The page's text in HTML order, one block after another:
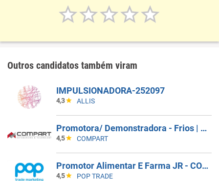
Outros candidatos também viram
IMPULSIONADORA-252097
4,3 ALLIS
Promotora/ Demonstradora - Frios | Jacareí (SP)
4,5 COMPART
Promotor Alimentar E Farma JR - COBERTURA DE AFASTAMENTO _ GUARULHOS_SP
4,5 POP TRADE